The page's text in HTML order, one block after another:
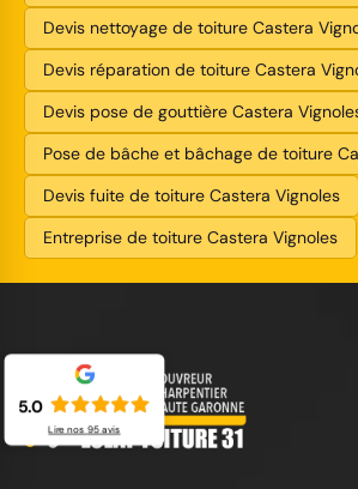
Devis nettoyage de toiture Castera
Devis réparation de toiture Castera
Devis pose de gouttière Castera
Pose de bâche et bâchage de toiture
Devis fuite de toiture Castera Vignoles
Entreprise de toiture Castera Vignoles
5.0
Lire nos 95avis